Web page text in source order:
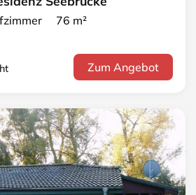
76 m²
Zum Angebot